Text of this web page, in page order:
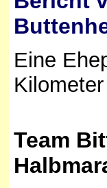
Eine
Team